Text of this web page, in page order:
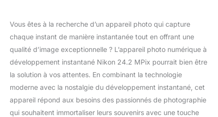
Vous êtes à la recherche d’un appareil photo qui capture
chaque instant de manière instantanée tout en offrant une
qualité d’image exceptionnelle ? L’appareil photo numérique à
développement instantané Nikon 24.2 MPix pourrait bien être
la solution à vos attentes. En combinant la technologie
moderne avec la nostalgie du développement instantané, cet
appareil répond aux besoins des passionnés de photographie
qui souhaitent immortaliser leurs souvenirs avec une touche